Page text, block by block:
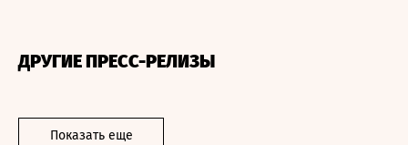
ДРУГИЕ ПРЕСС-РЕЛИЗЫ
Показать еще